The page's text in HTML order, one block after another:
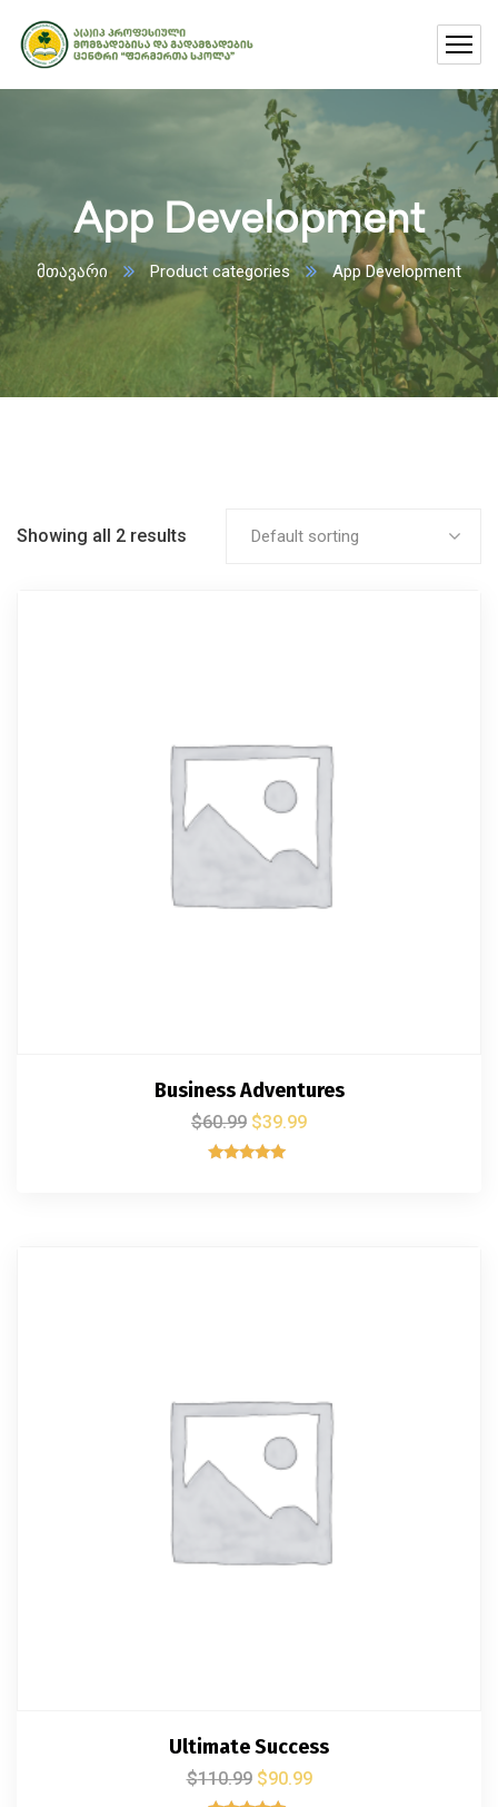
App Development
მთავარი Product categories App Development
Showing all 2 results Default sorting
Business Adventures
$60.99 $39.99
Ultimate Success
$110.99 $90.99